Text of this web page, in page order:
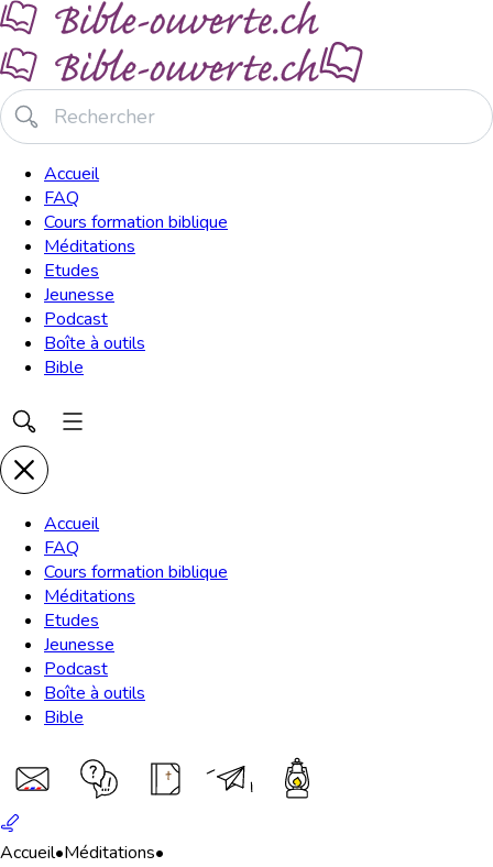
Accueil
FAQ
Cours formation biblique
Méditations
Etudes
Jeunesse
Podcast
Boîte à outils
Bible
Accueil
FAQ
Cours formation biblique
Méditations
Etudes
Jeunesse
Podcast
Boîte à outils
Bible
Accueil•Méditations•